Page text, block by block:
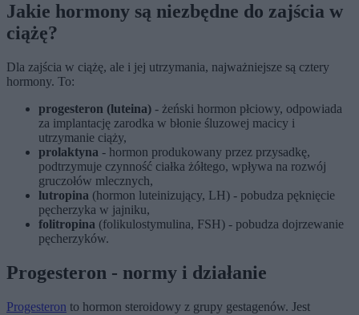
Jakie hormony są niezbędne do zajścia w
ciążę?
Dla zajścia w ciążę, ale i jej utrzymania, najważniejsze są cztery
hormony. To:
progesteron (luteina) - żeński hormon płciowy, odpowiada
za implantację zarodka w błonie śluzowej macicy i
utrzymanie ciąży,
prolaktyna - hormon produkowany przez przysadkę,
podtrzymuje czynność ciałka żółtego, wpływa na rozwój
gruczołów mlecznych,
lutropina (hormon luteinizujący, LH) - pobudza pęknięcie
pęcherzyka w jajniku,
folitropina (folikulostymulina, FSH) - pobudza dojrzewanie
pęcherzyków.
Progesteron - normy i działanie
Progesteron to hormon steroidowy z grupy gestagenów. Jest